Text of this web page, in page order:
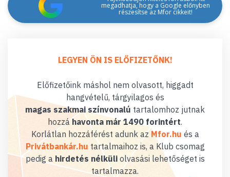
megadhatja, hogy a Google előnyben
részesítse az Mfor cikkeit!
LEGYEN ÖN IS ELŐFIZETŐNK!
Előfizetőink máshol nem olvasott, higgadt
hangvételű, tárgyilagos és
magas szakmai színvonalú tartalomhoz jutnak
hozzáhavonta már 1490 forintért.
Korlátlan hozzáférést adunk az Mfor.hu és a
Privátbankár.hu tartalmaihoz is, a Klub csomag
pedig a hirdetés nélküliolvasási lehetőséget is
tartalmazza.